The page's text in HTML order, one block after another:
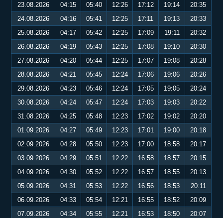
23.08.2026
04:15 05:40 12:26 17:12 19:14
20:35
24.08.2026
04:16 05:41 12:25 17:11 19:13
20:33
25.08.2026
04:17 05:42 12:25 17:09 19:11
20:32
26.08.2026
04:19 05:43 12:25 17:08 19:10
20:30
27.08.2026
04:20 05:44 12:25 17:07 19:08
20:28
28.08.2026
04:21 05:45 12:24 17:06 19:06
20:26
29.08.2026
04:23 05:46 12:24 17:05 19:05
20:24
30.08.2026
04:24 05:47 12:24 17:03 19:03
20:22
31.08.2026
04:25 05:48 12:23 17:02 19:02
20:20
01.09.2026
04:27 05:49 12:23 17:01 19:00
20:18
02.09.2026
04:28 05:50 12:23 17:00 18:58
20:17
03.09.2026
04:29 05:51 12:22 16:58 18:57
20:15
04.09.2026
04:30 05:52 12:22 16:57 18:55
20:13
05.09.2026
04:31 05:53 12:22 16:56 18:53
20:11
06.09.2026
04:33 05:54 12:21 16:55 18:52
20:09
07.09.2026
04:34 05:55 12:21 16:53 18:50
20:07